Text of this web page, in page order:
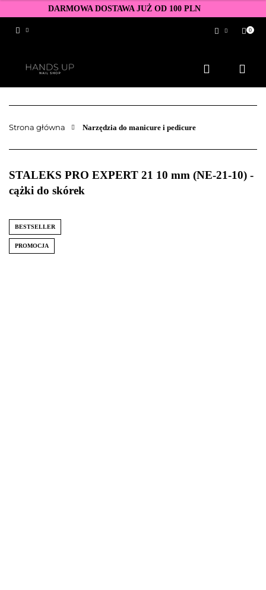
DARMOWA DOSTAWA JUŻ OD 100 PLN
Zarejestruj się
Dodaj zgłoszenie
Zgody cookies
0
Strona główna Narzędzia do manicure i pedicure
STALEKS PRO EXPERT 21 10 mm (NE-21-10) -
cążki do skórek
BESTSELLER
PROMOCJA